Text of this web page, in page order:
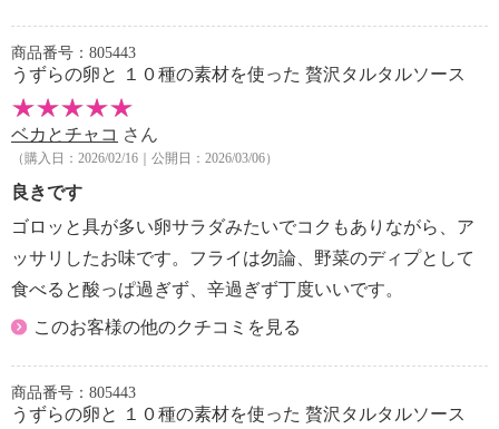
商品番号：805443
うずらの卵と １０種の素材を使った 贅沢タルタルソース
ベカとチャコ さん
（購入日：2026/02/16｜公開日：2026/03/06）
良きです
ゴロッと具が多い卵サラダみたいでコクもありながら、ア
ッサリしたお味です。フライは勿論、野菜のディプとして
食べると酸っぱ過ぎず、辛過ぎず丁度いいです。
このお客様の他のクチコミを見る
商品番号：805443
うずらの卵と １０種の素材を使った 贅沢タルタルソース